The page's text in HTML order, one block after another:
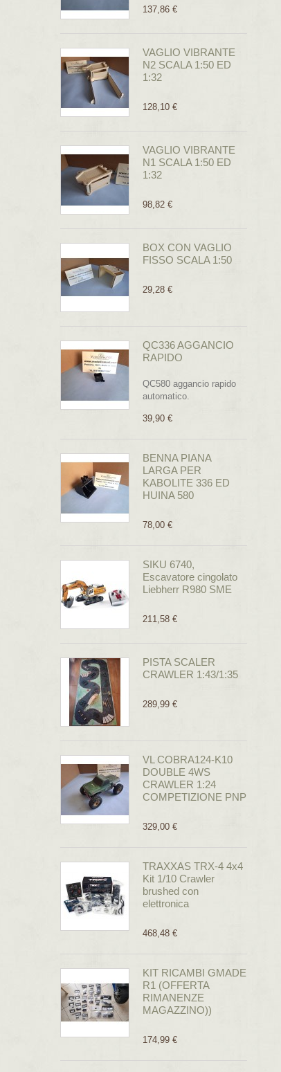
137,86 €
VAGLIO VIBRANTE
N2 SCALA 1:50 ED
1:32
128,10 €
VAGLIO VIBRANTE
N1 SCALA 1:50 ED
1:32
98,82 €
BOX CON VAGLIO
FISSO SCALA 1:50
29,28 €
QC336 AGGANCIO
RAPIDO
QC580 aggancio rapido
automatico.
39,90 €
BENNA PIANA
LARGA PER
KABOLITE 336 ED
HUINA 580
78,00 €
SIKU 6740,
Escavatore cingolato
Liebherr R980 SME
211,58 €
PISTA SCALER
CRAWLER 1:43/1:35
289,99 €
VL COBRA124-K10
DOUBLE 4WS
CRAWLER 1:24
COMPETIZIONE PNP
329,00 €
TRAXXAS TRX-4 4x4
Kit 1/10 Crawler
brushed con
elettronica
468,48 €
KIT RICAMBI GMADE
R1 (OFFERTA
RIMANENZE
MAGAZZINO))
174,99 €